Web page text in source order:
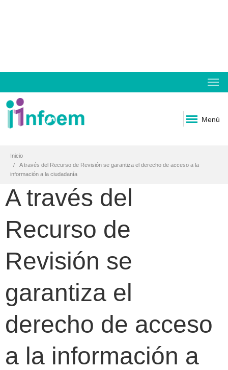
Menú
Inicio
A través del Recurso de Revisión se garantiza el derecho de acceso a la
información a la ciudadanía
A través del
Recurso de
Revisión se
garantiza el
derecho de acceso
a la información a